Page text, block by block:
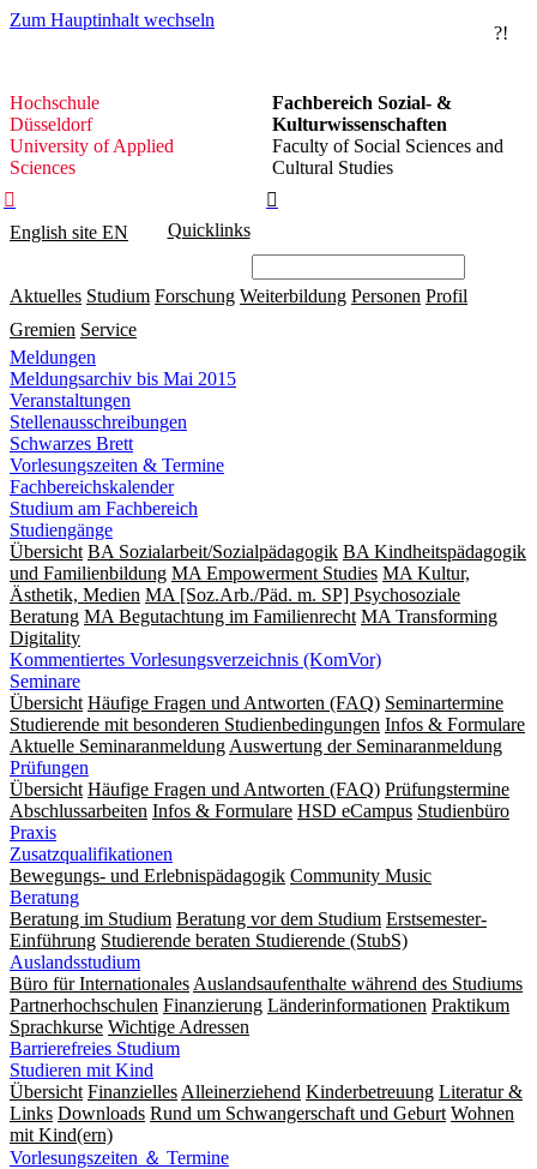
Zum Hauptinhalt wechseln
?!
Hochschule
Düsseldorf
Hochschule
Düsseldorf
University of Applied
Sciences
Fachbereich Sozial- &
Kulturwissenschaften
Faculty of Social Sciences and
Cultural Studies


English site EN Quicklinks
Aktuelles Studium Forschung Weiterbildung Personen Profil
Gremien Service
Meldungen
Meldungsarchiv bis Mai 2015
Veranstaltungen
Stellenausschreibungen
Schwarzes Brett
Vorlesungszeiten & Termine
Fachbereichskalender
Studium am Fachbereich
Studiengänge
Übersicht BA Sozialarbeit/Sozialpädagogik BA Kindheitspädagogik
und Familienbildung MA Empowerment Studies MA Kultur,
Ästhetik, Medien MA [Soz.Arb./Päd. m. SP] Psychosoziale
Beratung MA Begut­ach­tung im Fami­lien­recht MA Transforming
Digitality
Kommentiertes Vorlesungsverzeichnis (KomVor)
Seminare
Übersicht Häufige Fragen und Antworten (FAQ) Seminartermine
Studierende mit besonderen Studienbedingungen Infos & Formulare
Aktuelle Seminaranmeldung Auswertung der Seminaranmeldung
Prüfungen
Übersicht Häufige Fragen und Antworten (FAQ) Prüfungstermine
Abschlussarbeiten Infos & Formulare HSD eCampus Studienbüro
Praxis
Zusatzqualifikationen
Bewegungs- und Erlebnispädagogik Community Music
Beratung
Beratung im Studium Beratung vor dem Studium Erstsemester-
Einführung Studierende beraten Studierende (StubS)
Auslandsstudium
Büro für Internationales Auslandsaufenthalte während des Studiums
Partnerhochschulen Finanzierung Länderinformationen Praktikum
Sprachkurse Wichtige Adressen
Barrierefreies Studium
Studieren mit Kind
Übersicht Finanzielles Alleinerziehend Kinderbetreuung Literatur &
Links Downloads Rund um Schwangerschaft und Geburt Wohnen
mit Kind(ern)
Vorlesungszeiten ＆ Termine